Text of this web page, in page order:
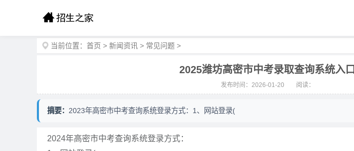
当前位置： 首页 > 新闻资讯 > 常见问题 >
2025潍坊高密市中考录取查询系统入口
发布时间：2026-01-20 阅读：
摘要： 2023年高密市中考查询系统登录方式：1、网站登录(
2024年高密市中考查询系统登录方式：